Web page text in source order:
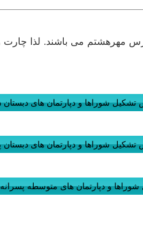
مهرهشتم می باشند. لذا
شوراها و دپارتمان های دبستان
شوراها و دپارتمان های
شوراها و دپارتمان های متوسطه